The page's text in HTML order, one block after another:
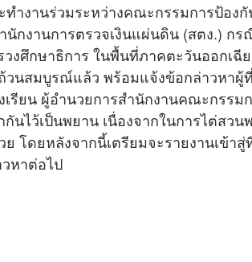
ำงานร่วมระหว่างคณะกรรมการป้อง
กงานการตรวจเงินแผ่นดิน (สตง.) ก
งศึกษาธิการ ในพื้นที่ภาคตะวันออกเฉี
นสมบูรณ์แล้ว พร้อมแจ้งข้อกล่าวหาผู้
เรียน ผู้อำนวยการสำนักงานคณะกรร
นไว้เป็นพยาน เนื่องจากในการไต่สวน
ย โดยหลังจากนี้เตรียมจะรายงานเข้
หาต่อไป